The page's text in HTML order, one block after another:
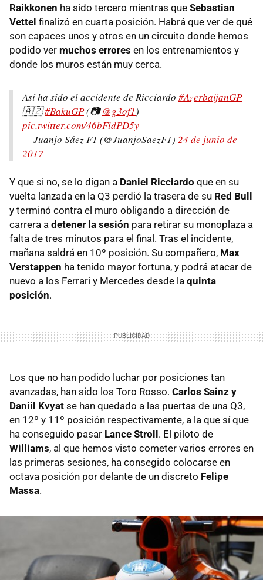
Raikkonen ha sido tercero mientras que Sebastian
Vettel finalizó en cuarta posición. Habrá que ver de qué
son capaces unos y otros en un circuito donde hemos
podido ver muchos errores en los entrenamientos y
donde los muros están muy cerca.
Así ha sido el accidente de Ricciardo #AzerbaijanGP
🇦🇿#BakuGP(📷@g3of1)
pic.twitter.com/46bFldPD5y
— Juanjo Sáez F1 (@JuanjoSaezF1) 24 de junio de
2017
Y que si no, se lo digan a Daniel Ricciardo que en su
vuelta lanzada en la Q3 perdió la trasera de su Red Bull
y terminó contra el muro obligando a dirección de
carrera a detener la sesión para retirar su monoplaza a
falta de tres minutos para el final. Tras el incidente,
mañana saldrá en 10º posición. Su compañero, Max
Verstappen ha tenido mayor fortuna, y podrá atacar de
nuevo a los Ferrari y Mercedes desde la quinta
posición.
Los que no han podido luchar por posiciones tan
avanzadas, han sido los Toro Rosso. Carlos Sainz y
Daniil Kvyat se han quedado a las puertas de una Q3,
en 12º y 11º posición respectivamente, a la que sí que
ha conseguido pasar Lance Stroll. El piloto de
Williams, al que hemos visto cometer varios errores en
las primeras sesiones, ha consegido colocarse en
octava posición por delante de un discreto Felipe
Massa.